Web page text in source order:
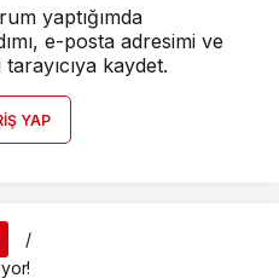
yaptığımda
e-posta adresimi ve
kaydet.
YAP